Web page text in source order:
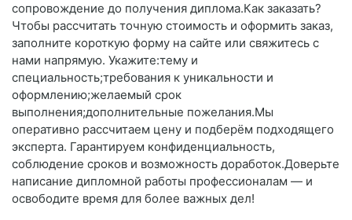
сопровождение до получения диплома.Как заказать?
Чтобы рассчитать точную стоимость и оформить заказ,
заполните короткую форму на сайте или свяжитесь с
нами напрямую. Укажите:тему и
специальность;требования к уникальности и
оформлению;желаемый срок
выполнения;дополнительные пожелания.Мы
оперативно рассчитаем цену и подберём подходящего
эксперта. Гарантируем конфиденциальность,
соблюдение сроков и возможность доработок.Доверьте
написание дипломной работы профессионалам — и
освободите время для более важных дел!